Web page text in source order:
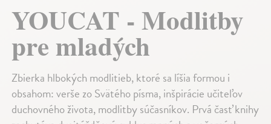
YOUCAT - Modlitby
pre mladých
Zbierka hlbokých modlitieb, ktoré sa líšia formou i
obsahom: verše zo Svätého písma, inšpirácie učiteľov
duchovného života, modlitby súčasníkov. Prvá časť knihy